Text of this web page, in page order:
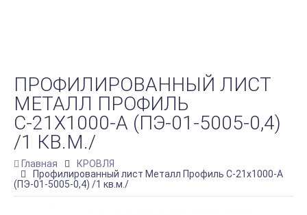
ПРОФИЛИРОВАННЫЙ ЛИСТ
МЕТАЛЛ ПРОФИЛЬ
С-21Х1000-A (ПЭ-01-5005-0,4)
/1 КВ.М./
Главная
КРОВЛЯ
Профилированный лист Металл Профиль С-21х1000-A
(ПЭ-01-5005-0,4) /1 кв.м./